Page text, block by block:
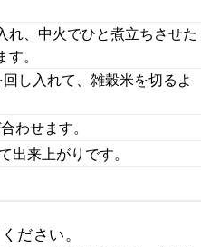
れ、中火でひと煮立ちさせた
。
し入れて、雑穀米を切るよ
わせます。
出来上がりです。
ださい。